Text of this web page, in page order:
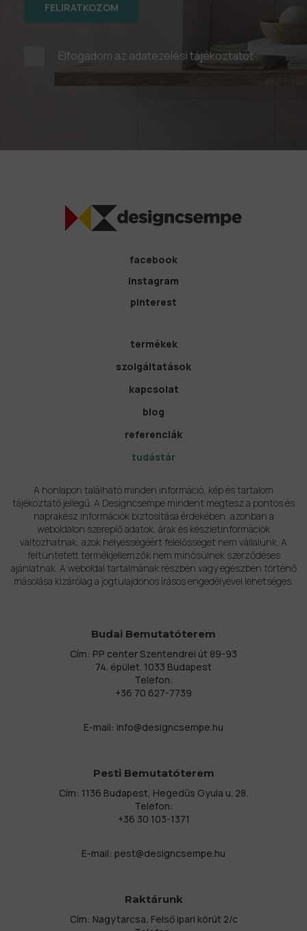
FELIRATKOZOM
Elfogadom az adatezelési tájékoztatót
facebook
instagram
pinterest
termékek
szolgáltatások
kapcsolat
blog
referenciák
tudástár
A honlapon található minden információ, kép és tartalom
tájékoztató jellegű. A Designcsempe mindent megtesz a pontos és
naprakész információk biztosítása érdekében, azonban a
weboldalon szereplő adatok, árak és készletinformációk
változhatnak, azok helyességéért felelősséget nem vállalunk. A
feltüntetett termékjellemzők nem minősülnek szerződéses
ajánlatnak. A weboldal tartalmának részben vagy egészben történő
másolása kizárólag a jogtulajdonos írásos engedélyével lehetséges.
Budai Bemutatóterem
Cím: PP center Szentendrei út 89-93
74. épület. 1033 Budapest
Telefon:
+36 70 627-7739
E-mail: info@designcsempe.hu
Pesti Bemutatóterem
Cím: 1136 Budapest, Hegedűs Gyula u. 28.
Telefon:
+36 30 103-1371
E-mail: pest@designcsempe.hu
Raktárunk
Cím: Nagytarcsa, Felső ipari körút 2/c